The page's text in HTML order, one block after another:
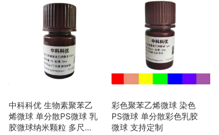
中科科优 生物素聚苯乙
烯微球 单分散PS微球 乳
胶微球纳米颗粒 多尺寸
彩色聚苯乙烯微球 染色
PS微球 单分散彩色乳胶
微球 支持定制